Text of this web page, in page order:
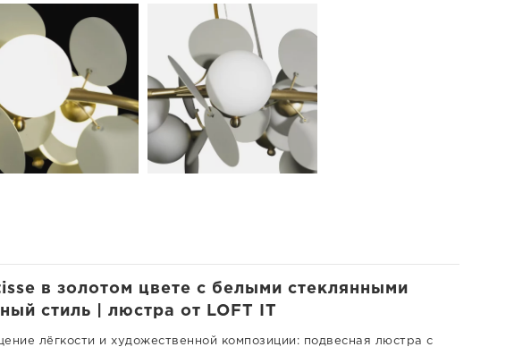
в золотом цвете с белыми стеклянными
стиль | люстра от LOFT IT
лёгкости и художественной композиции: подвесная люстра с